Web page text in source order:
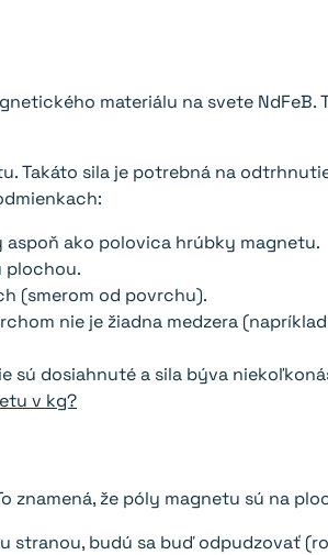
materiálu na svete NdFeB.
Takáto sila je potrebná na
ako polovica hrúbky magnetu.
plochou.
(smerom od povrchu).
nie je žiadna medzera
sú dosiahnuté a sila býva
v kg?
znamená, že póly magnetu sú na
stranou, budú sa buď odpudzovať